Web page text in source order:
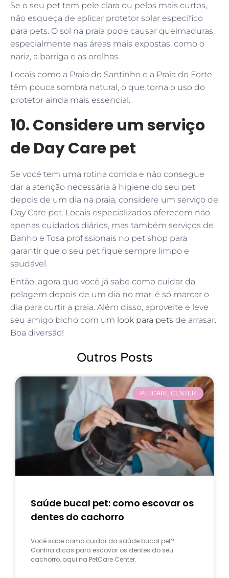
Se o seu pet tem pele clara ou pelos mais curtos,
não esqueça de aplicar protetor solar específico
para pets. O sol na praia pode causar queimaduras,
especialmente nas áreas mais expostas, como o
nariz, a barriga e as orelhas.
Locais como a Praia do Santinho e a Praia do Forte
têm pouca sombra natural, o que torna o uso do
protetor ainda mais essencial.
10. Considere um serviço
de Day Care pet
Se você tem uma rotina corrida e não consegue
dar a atenção necessária à higiene do seu pet
depois de um dia na praia, considere um serviço de
Day Care pet. Locais especializados oferecem não
apenas cuidados diários, mas também serviços de
Banho e Tosa profissionais no pet shop para
garantir que o seu pet fique sempre limpo e
saudável.
Então, agora que você já sabe como cuidar da
pelagem depois de um dia no mar, é só marcar o
dia para curtir a praia. Além disso, aproveite e leve
seu amigo bicho com um look para pets de arrasar.
Boa diversão!
Outros Posts
PETCARE CENTER
Saúde bucal pet: como escovar os
dentes do cachorro
Você sabe como cuidar da saúde bucal pet?
Confira dicas para escovar os dentes do seu
cachorro, aqui na PetCare Center.